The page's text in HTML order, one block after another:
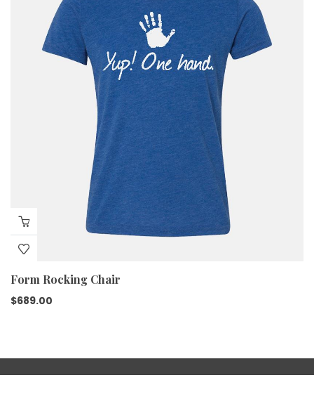
Form Rocking Chair
$689.00